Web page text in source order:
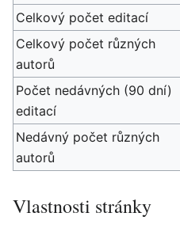
Celkový počet editací
Celkový počet různých
autorů
Počet nedávných (90 dní)
editací
Nedávný počet různých
autorů
Vlastnosti stránky